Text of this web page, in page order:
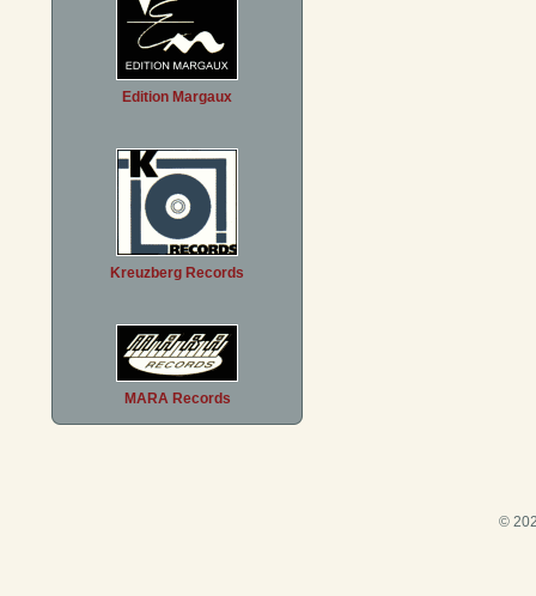
Edition Margaux
Kreuzberg Records
MARA Records
©